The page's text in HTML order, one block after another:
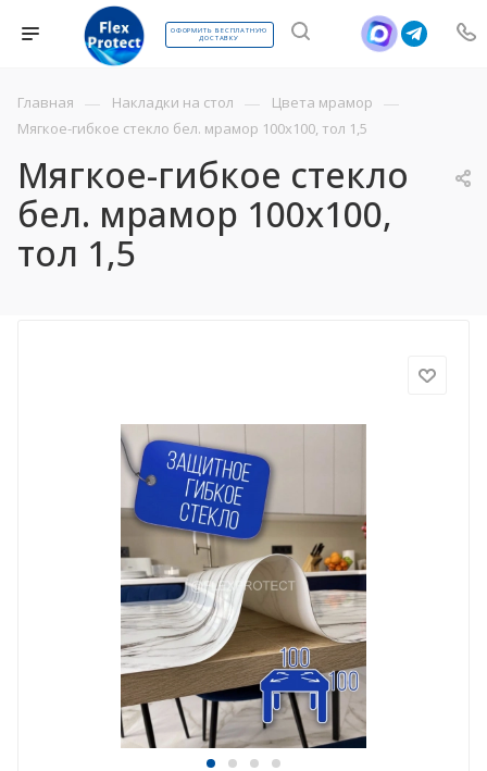
ОФОРМИТЬ БЕСПЛАТНУЮ
ДОСТАВКУ
Главная — Накладки на стол — Цвета мрамор —
Мягкое-гибкое стекло бел. мрамор 100х100, тол 1,5
Мягкое-гибкое стекло
бел. мрамор 100х100,
тол 1,5